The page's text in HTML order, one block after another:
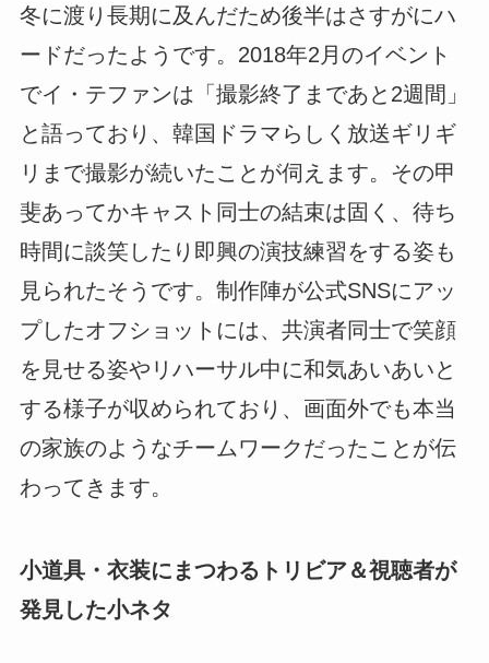
冬に渡り長期に及んだため後半はさすがにハ
ードだったようです。2018年2月のイベント
でイ・テファンは「撮影終了まであと2週間」
と語っており、韓国ドラマらしく放送ギリギ
リまで撮影が続いたことが伺えます。その甲
斐あってかキャスト同士の結束は固く、待ち
時間に談笑したり即興の演技練習をする姿も
見られたそうです。制作陣が公式SNSにアッ
プしたオフショットには、共演者同士で笑顔
を見せる姿やリハーサル中に和気あいあいと
する様子が収められており、画面外でも本当
の家族のようなチームワークだったことが伝
わってきます。
小道具・衣装にまつわるトリビア＆視聴者が
発見した小ネタ